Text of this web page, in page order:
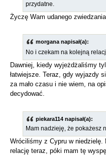
przydatne.
Życzę Wam udanego
morgana napisał(a):
No i czekam na kolejną
Dawniej, kiedy wyjeżdżaliśmy
łatwiejsze. Teraz, gdy wyjazdy
za mało czasu i nie wiem, na
decydować.
piekara114 napisał(a):
Mam nadzieję, że pokażesz
Wróciliśmy z Cypru w
relację teraz, póki mam tę wyspę